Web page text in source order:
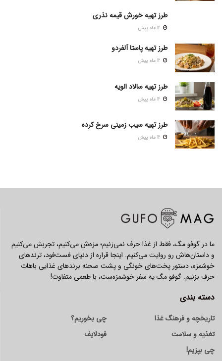
طرز تهیه خورش قیمه نذری
طرز تهیه پاستا آلفردو
طرز تهیه سالاد الویه
طرز تهیه سیب زمینی سرخ کرده
ما در گوفو مگ، فقط از غذا حرف نمی‌زنیم؛ مزه‌ش می‌کنیم، تجربش می‌کنیم
و داستان‌هاش رو روایت می‌کنیم. اینجا قراره از دنیای فست‌فود، ترندهای
خوشمزه، دستور پخت‌های خونگی و پشت صحنه برندهای غذایی باهات
حرف بزنیم. گوفو مگ یه سفر خوشمزه‌ست، با طعمی متفاوت!
دسته بندی
تاریخچه و فرهنگ غذا
تغذیه و سلامت
چی بپزیم!
چی بخوریم؟
فودلایف